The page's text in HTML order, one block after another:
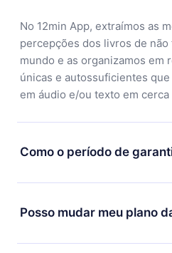
No 12min App, extraímos as
percepções dos livros de
mundo e as organizamos em
únicas e autossuficientes
em áudio e/ou texto em cerca
Como o período de
Você pode baixar nosso
aproveitar nossa biblioteca.
ficar satisfeito com nossa
Posso mudar meu plano
Sim, mas a mudança só se